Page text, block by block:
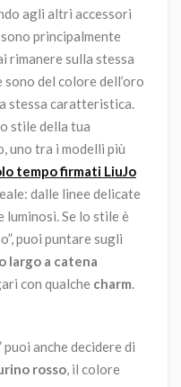
agli altri accessori
principalmente
rimanere sulla stessa
del colore dell’oro
stessa caratteristica.
stile della tua
uno tra i modelli più
tempo firmati LiuJo
dalle linee delicate
Se lo stile è
puoi puntare sugli
largo a catena
con qualche charm
puoi anche decidere di
rosso , il colore